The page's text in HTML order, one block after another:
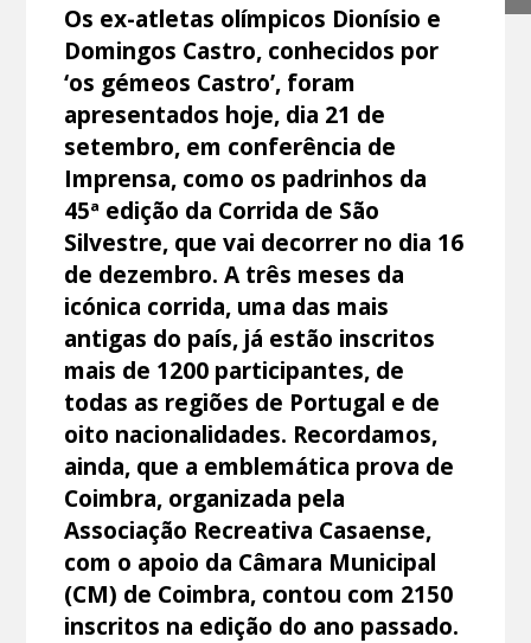
Os ex-atletas olímpicos Dionísio e
Domingos Castro, conhecidos por
‘os gémeos Castro’, foram
apresentados hoje, dia 21 de
setembro, em conferência de
Imprensa, como os padrinhos da
45ª edição da Corrida de São
Silvestre, que vai decorrer no dia 16
de dezembro. A três meses da
icónica corrida, uma das mais
antigas do país, já estão inscritos
mais de 1200 participantes, de
todas as regiões de Portugal e de
oito nacionalidades. Recordamos,
ainda, que a emblemática prova de
Coimbra, organizada pela
Associação Recreativa Casaense,
com o apoio da Câmara Municipal
(CM) de Coimbra, contou com 2150
inscritos na edição do ano passado.